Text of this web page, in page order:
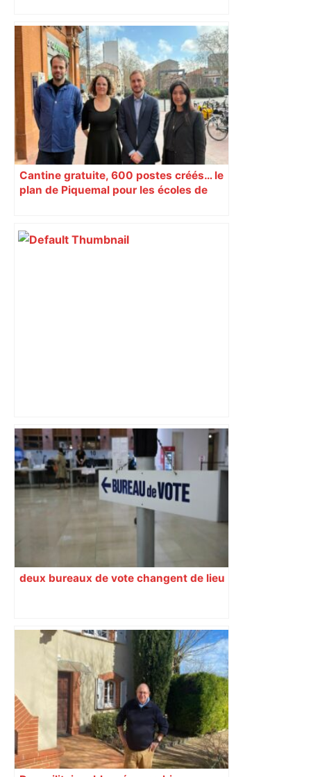
A680 Toulouse fermée dans les 2 sens
– Radio VINCI Autoroutes
Cantine gratuite, 600 postes créés… le
plan de Piquemal pour les écoles de
Il fonçait à plus de 200 km/h, fin de
voyage pour un jeune conducteur
beaucoup trop pressé à la sortie de
Toulouse – ladepeche.fr
deux bureaux de vote changent de lieu